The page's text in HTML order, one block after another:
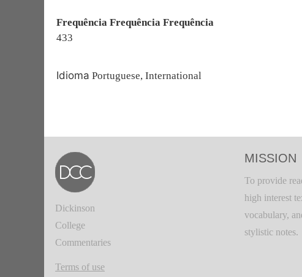
Frequência Frequência Frequência
433
Idioma Portuguese, International
Dickinson
College
Commentaries
Terms of use
MISSION
To provide
high interest
vocabulary,
stylistic notes.